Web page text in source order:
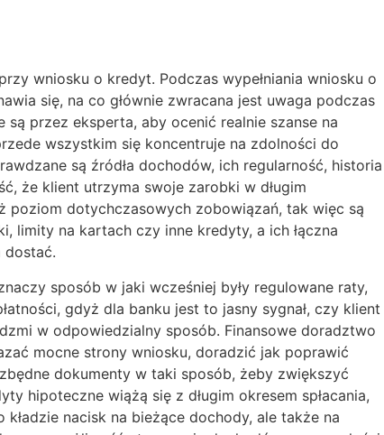
wniosku o kredyt. Podczas wypełniania wniosku o
się, na co głównie zwracana jest uwaga podczas
przez eksperta, aby ocenić realnie szanse na
wszystkim się koncentruje na zdolności do
są źródła dochodów, ich regularność, historia
że klient utrzyma swoje zarobki w długim
poziom dotychczasowych zobowiązań, tak więc są
limity na kartach czy inne kredyty, a ich łączna
dostać.
sposób w jaki wcześniej były regulowane raty,
gdyż dla banku jest to jasny sygnał, czy klient
w odpowiedzialny sposób. Finansowe doradztwo
mocne strony wniosku, doradzić jak poprawić
dokumenty w taki sposób, żeby zwiększyć
hipoteczne wiążą się z długim okresem spłacania,
kładzie nacisk na bieżące dochody, ale także na